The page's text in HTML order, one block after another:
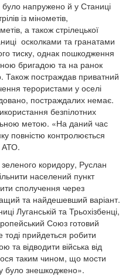
напружено й у Станиці
із мінометів,
а також стрілецької
осколками та гранатами
тиску, однак пошкодження
бригадою та на ранок
Також постраждав приватний
терористами у оселі
постраждалих немає.
безпілотних
метою. «На даний час
повністю контролюється
АТО.
коридору, Руслан
населений пункт
сполучення через
та найдешевший варіант.
Луганській та Трьохізбенці,
Союз готовий
тоді прийдеться робити
відводити війська від
таким чином, що мости
було знешкоджено».